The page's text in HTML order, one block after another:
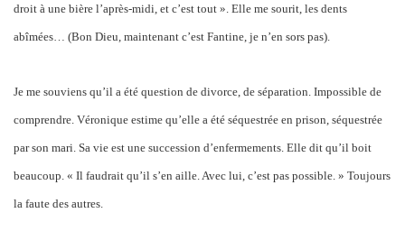
droit à une bière l’après-midi, et c’est tout ». Elle me sourit, les dents
abîmées… (Bon Dieu, maintenant c’est Fantine, je n’en sors pas).
Je me souviens qu’il a été question de divorce, de séparation. Impossible de
comprendre. Véronique estime qu’elle a été séquestrée en prison, séquestrée
par son mari. Sa vie est une succession d’enfermements. Elle dit qu’il boit
beaucoup. « Il faudrait qu’il s’en aille. Avec lui, c’est pas possible. » Toujours
la faute des autres.